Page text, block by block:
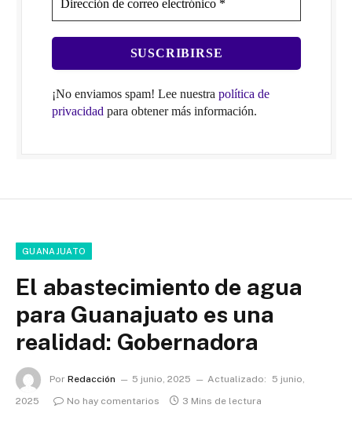
¡No enviamos spam! Lee nuestra política de
privacidad para obtener más información.
GUANAJUATO
El abastecimiento de agua
para Guanajuato es una
realidad: Gobernadora
Por Redacción 5 junio, 2025 Actualizado:
5 junio,
2025
No hay comentarios 3 Mins de lectura